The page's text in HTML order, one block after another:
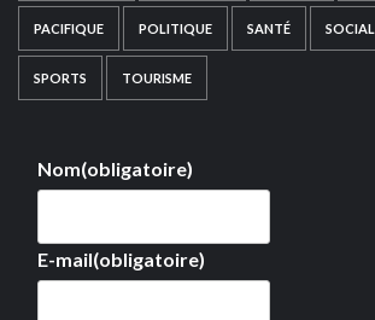
PACIFIQUE POLITIQUE SANTÉ SOCIAL
SPORTS TOURISME
Nom(obligatoire)
E-mail(obligatoire)